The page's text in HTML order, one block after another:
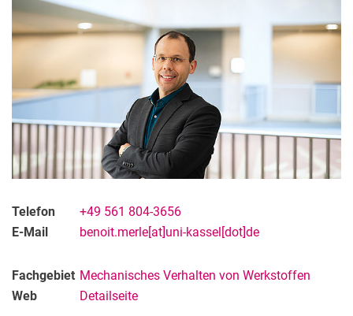
Telefon
+49 561 804-3656
E-Mail
benoit.merle[at]uni-kassel[dot]de
Fachgebiet Mechanisches Verhalten von Werkstoffen
Web
Detailseite